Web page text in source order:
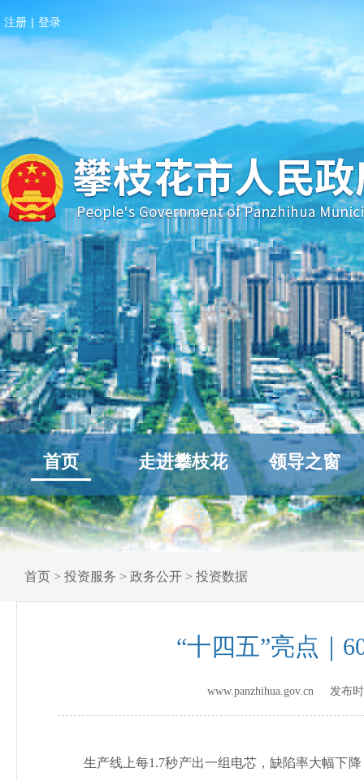
注册 | 登录
首页 走进攀枝花 领导之窗
首页 > 投资服务 > 政务公开 > 投资数据
“十四五”亮点｜
www.panzhihua.gov.cn 发布
生产线上每1.7秒产出一组电芯，缺陷率大幅下